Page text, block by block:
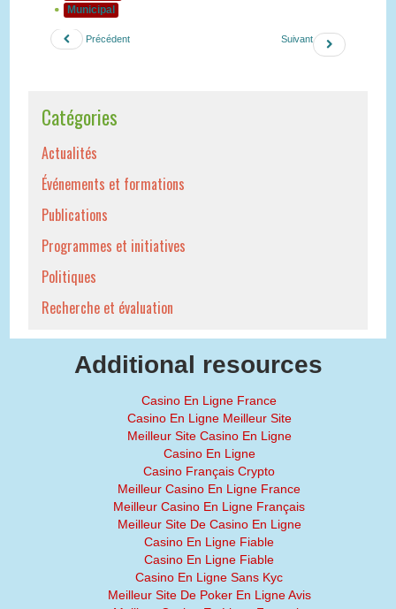
Municipal
Précédent Suivant
Catégories
Actualités
Événements et formations
Publications
Programmes et initiatives
Politiques
Recherche et évaluation
Additional resources
Casino En Ligne France
Casino En Ligne Meilleur Site
Meilleur Site Casino En Ligne
Casino En Ligne
Casino Français Crypto
Meilleur Casino En Ligne France
Meilleur Casino En Ligne Français
Meilleur Site De Casino En Ligne
Casino En Ligne Fiable
Casino En Ligne Fiable
Casino En Ligne Sans Kyc
Meilleur Site De Poker En Ligne Avis